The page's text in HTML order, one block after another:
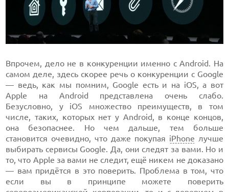
Впрочем, дело не в конкуренции именно с Android. На
самом деле, здесь скорее речь о конкуренции с Google
— ведь, как мы помним, Google есть и на iOS, а вот
Apple на Android представлена очень слабо.
Безусловно, у iOS множество преимуществ, в том
числе, таких, которых нет у Android, в конце концов,
она безопаснее. Но чем дальше, тем больше
становится очевидно, что даже покупая iPhone лучше
выбирать сервисы Google. Да, они следят за вами. Но и
то, что Apple за вами не следит, ещё никем не доказано
— вам придётся в это поверить. Проблема в том, что
если вы в принципе можете поверить